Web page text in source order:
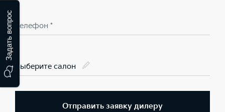
Телефон *
Выберите салон
Отправить заявку дилеру
Задать вопрос